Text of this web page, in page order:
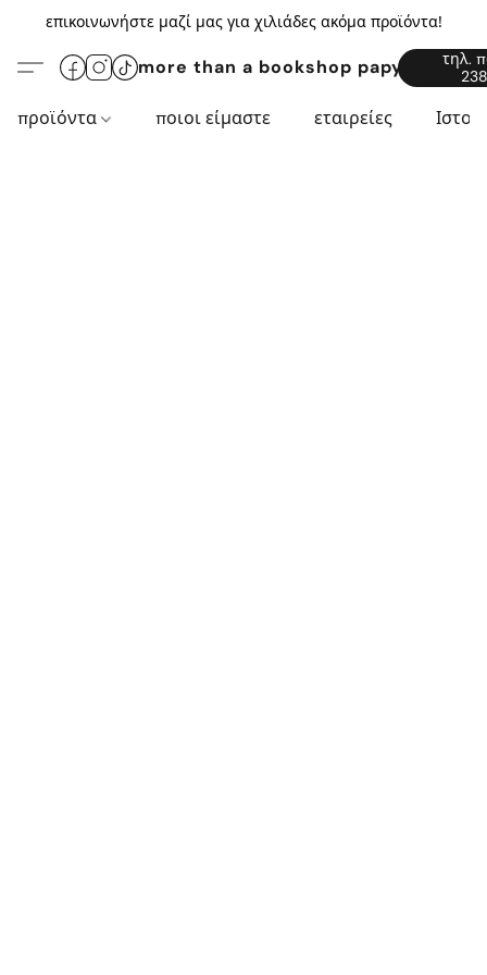
επικοινωνήστε μαζί μας για χιλιάδες ακόμα προϊόντα!
more than a bookshop
τηλ.
προϊόντα ποιοι είμαστε εταιρείες